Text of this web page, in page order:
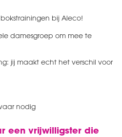
bij Aleco!
damesgroep om mee te
jij maakt echt het verschil voor
nodig
een vrijwilligster die